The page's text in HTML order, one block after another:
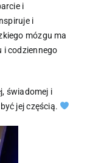
i
i
mózgu ma
i codziennego
świadomej i
jej częścią.